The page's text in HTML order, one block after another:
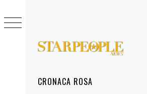
MenuCRONACA ROSA
to
content